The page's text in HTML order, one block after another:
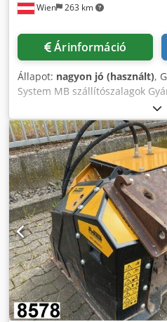
Wien 263 km
Árinformáció
Állapot: nagyon jó (használt),
System MB szállítószalagok